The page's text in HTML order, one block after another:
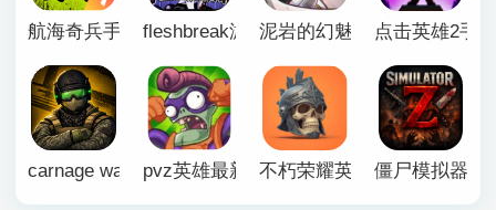
航海奇兵手游正版fleshbreak游戏下载泥岩的幻魅寂途手机版
点击英雄2手
carnage wars英文版pvz英雄最新版本不朽荣耀英文版僵尸模拟器Z